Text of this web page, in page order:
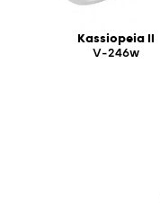
Kassiopeia II
V-246w